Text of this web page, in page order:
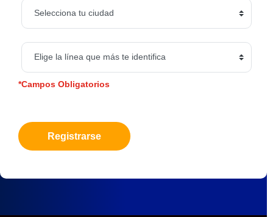
*Campos Obligatorios
Registrarse